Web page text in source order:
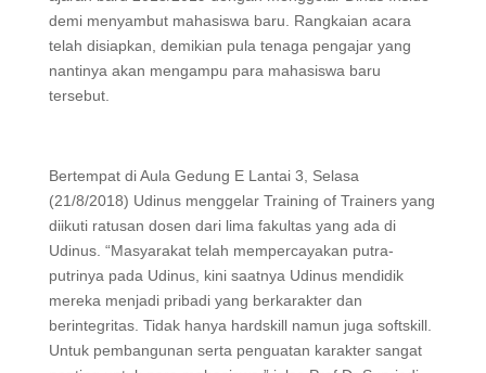
demi menyambut mahasiswa baru. Rangkaian acara
telah disiapkan, demikian pula tenaga pengajar yang
nantinya akan mengampu para mahasiswa baru
tersebut.
Bertempat di Aula Gedung E Lantai 3, Selasa
(21/8/2018) Udinus menggelar Training of Trainers yang
diikuti ratusan dosen dari lima fakultas yang ada di
Udinus. “Masyarakat telah mempercayakan putra-
putrinya pada Udinus, kini saatnya Udinus mendidik
mereka menjadi pribadi yang berkarakter dan
berintegritas. Tidak hanya hardskill namun juga softskill.
Untuk pembangunan serta penguatan karakter sangat